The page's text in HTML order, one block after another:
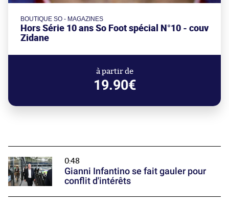
BOUTIQUE SO - MAGAZINES
Hors Série 10 ans So Foot spécial N°10 - couv
Zidane
à partir de
19.90€
0:48
Gianni Infantino se fait gauler pour
conflit d'intérêts